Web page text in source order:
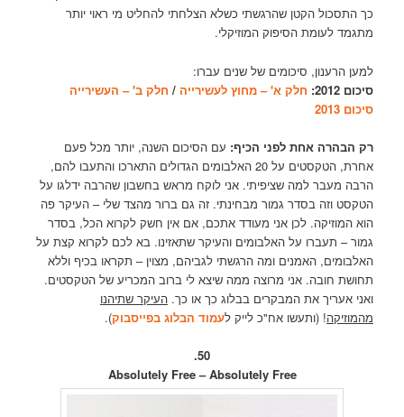
כך התסכול הקטן שהרגשתי כשלא הצלחתי להחליט מי ראוי יותר
מתגמד לעומת הסיפוק המוזיקלי.
למען הרענון, סיכומים של שנים עברו:
סיכום 2012:
חלק א' – מחוץ לעשירייה / חלק ב' – העשירייה
סיכום 2013
רק הבהרה אחת לפני הכיף: עם הסיכום השנה, יותר מכל פעם
אחרת, הטקסטים על 20 האלבומים הגדולים התארכו והתעבו להם,
הרבה מעבר למה שציפיתי. אני לוקח מראש בחשבון שהרבה ידלגו על
הטקסט וזה בסדר גמור מבחינתי. זה גם ברור מהצד שלי – העיקר פה
הוא המוזיקה. לכן אני מעודד אתכם, אם אין חשק לקרוא הכל, בסדר
גמור – תעברו על האלבומים והעיקר שתאזינו. בא לכם לקרוא קצת על
האלבומים, האמנים ומה הרגשתי לגביהם, מצוין – תקראו בכיף וללא
תחושת חובה. אני מרוצה ממה שיצא לי ברוב המכריע של הטקסטים.
ואני אעריך את המבקרים בבלוג כך או כך.העיקר שתיהנו
מהמוזיקה! (ותעשו אח"כ לייק לעמוד הבלוג בפייסבוק).
50.
Absolutely Free – Absolutely Free